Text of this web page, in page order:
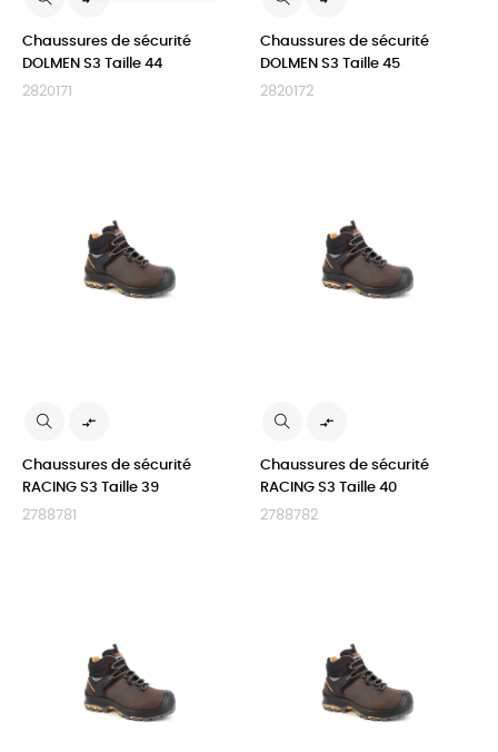
Chaussures de sécurité
DOLMEN S3 Taille 44
2820171
Chaussures de sécurité
DOLMEN S3 Taille 45
2820172

Chaussures de sécurité
RACING S3 Taille 39
2788781

Chaussures de sécurité
RACING S3 Taille 40
2788782